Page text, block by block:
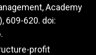
Academy
609-620. doi:
profit